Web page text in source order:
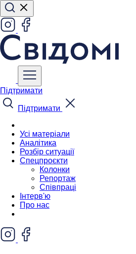
Підтримати
Підтримати
Усі матеріали
Аналітика
Розбір ситуації
Спецпроєкти
Колонки
Репортаж
Співпраці
Інтерв'ю
Про нас